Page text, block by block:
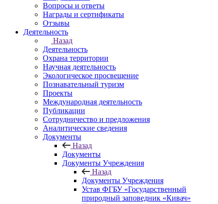
Вопросы и ответы
Награды и сертификаты
Отзывы
Деятельность
Назад
Деятельность
Охрана территории
Научная деятельность
Экологическое просвещение
Познавательный туризм
Проекты
Международная деятельность
Публикации
Сотрудничество и предложения
Аналитические сведения
Документы
Назад
Документы
Документы Учреждения
Назад
Документы Учреждения
Устав ФГБУ «Государственный
природный заповедник «Кивач»